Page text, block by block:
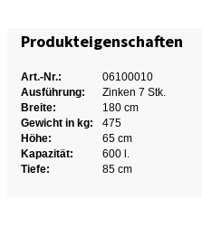
Produkteigenschaften
Art.-Nr.:
06100010
Ausführung:
Zinken 7 Stk.
Breite:
180 cm
Gewicht in kg:
475
Höhe:
65 cm
Kapazität:
600 l.
Tiefe:
85 cm